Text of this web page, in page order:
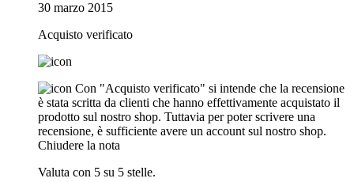
30 marzo 2015
Acquisto verificato
Con "Acquisto verificato" si intende che la recensione
è stata scritta da clienti che hanno effettivamente acquistato il
prodotto sul nostro shop. Tuttavia per poter scrivere una
recensione, è sufficiente avere un account sul nostro shop.
Chiudere la nota
Valuta con 5 su 5 stelle.